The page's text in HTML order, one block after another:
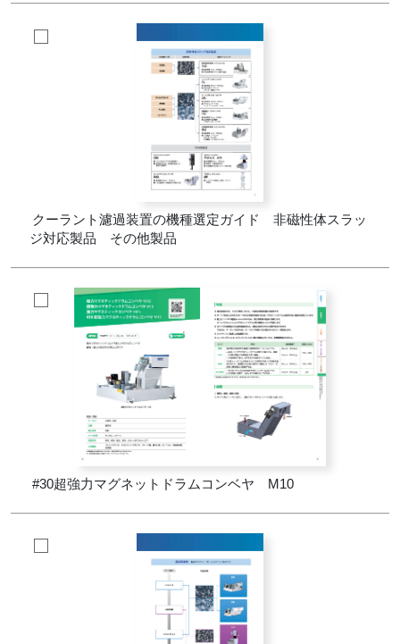
クーラント濾過装置の機種選定ガイド 非磁性体スラッ
ジ対応製品 その他製品
#30超強力マグネットドラムコンベヤ M10